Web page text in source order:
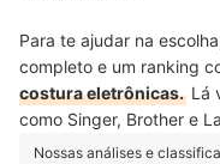
Para te ajudar na
completo e um ranking
costura eletrônicas. Lá
como Singer, Brother e
Nossas análises e